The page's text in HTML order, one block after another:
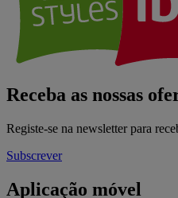
Receba as nossas
Registe-se na newsletter para
Subscrever
Aplicação móvel